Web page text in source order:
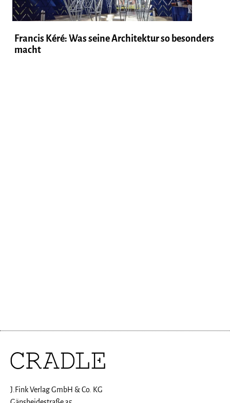
Francis Kéré: Was seine Architektur so besonders
macht
J.Fink Verlag GmbH & Co. KG